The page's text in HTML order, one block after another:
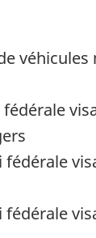
véhicules